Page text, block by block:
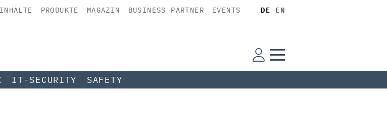
PRODUKTE MAGAZIN BUSINESS PARTNER EVENTS DE EN
IT-SECURITY SAFETY